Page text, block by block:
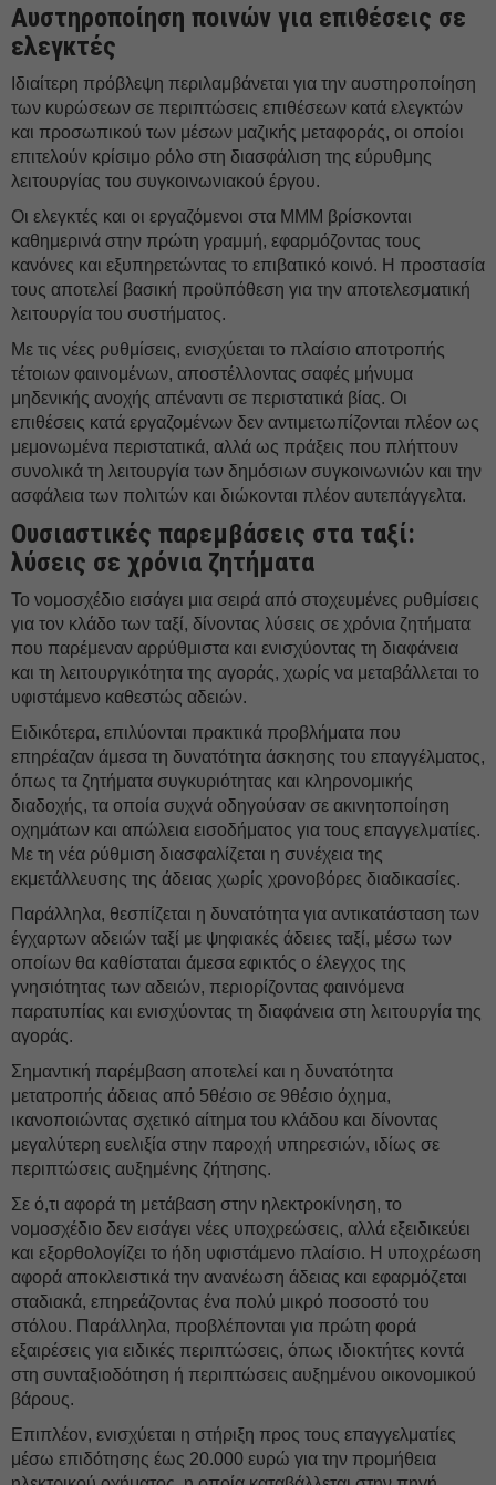
Αυστηροποίηση ποινών για επιθέσεις σε
ελεγκτές
Ιδιαίτερη πρόβλεψη περιλαμβάνεται για την αυστηροποίηση
των κυρώσεων σε περιπτώσεις επιθέσεων κατά ελεγκτών
και προσωπικού των μέσων μαζικής μεταφοράς, οι οποίοι
επιτελούν κρίσιμο ρόλο στη διασφάλιση της εύρυθμης
λειτουργίας του συγκοινωνιακού έργου.
Οι ελεγκτές και οι εργαζόμενοι στα ΜΜΜ βρίσκονται
καθημερινά στην πρώτη γραμμή, εφαρμόζοντας τους
κανόνες και εξυπηρετώντας το επιβατικό κοινό. Η προστασία
τους αποτελεί βασική προϋπόθεση για την αποτελεσματική
λειτουργία του συστήματος.
Με τις νέες ρυθμίσεις, ενισχύεται το πλαίσιο αποτροπής
τέτοιων φαινομένων, αποστέλλοντας σαφές μήνυμα
μηδενικής ανοχής απέναντι σε περιστατικά βίας. Οι
επιθέσεις κατά εργαζομένων δεν αντιμετωπίζονται πλέον ως
μεμονωμένα περιστατικά, αλλά ως πράξεις που πλήττουν
συνολικά τη λειτουργία των δημόσιων συγκοινωνιών και την
ασφάλεια των πολιτών και διώκονται πλέον αυτεπάγγελτα.
Ουσιαστικές παρεμβάσεις στα ταξί:
λύσεις σε χρόνια ζητήματα
Το νομοσχέδιο εισάγει μια σειρά από στοχευμένες ρυθμίσεις
για τον κλάδο των ταξί, δίνοντας λύσεις σε χρόνια ζητήματα
που παρέμεναν αρρύθμιστα και ενισχύοντας τη διαφάνεια
και τη λειτουργικότητα της αγοράς, χωρίς να μεταβάλλεται το
υφιστάμενο καθεστώς αδειών.
Ειδικότερα, επιλύονται πρακτικά προβλήματα που
επηρέαζαν άμεσα τη δυνατότητα άσκησης του επαγγέλματος,
όπως τα ζητήματα συγκυριότητας και κληρονομικής
διαδοχής, τα οποία συχνά οδηγούσαν σε ακινητοποίηση
οχημάτων και απώλεια εισοδήματος για τους επαγγελματίες.
Με τη νέα ρύθμιση διασφαλίζεται η συνέχεια της
εκμετάλλευσης της άδειας χωρίς χρονοβόρες διαδικασίες.
Παράλληλα, θεσπίζεται η δυνατότητα για αντικατάσταση των
έγχαρτων αδειών ταξί με ψηφιακές άδειες ταξί, μέσω των
οποίων θα καθίσταται άμεσα εφικτός ο έλεγχος της
γνησιότητας των αδειών, περιορίζοντας φαινόμενα
παρατυπίας και ενισχύοντας τη διαφάνεια στη λειτουργία της
αγοράς.
Σημαντική παρέμβαση αποτελεί και η δυνατότητα
μετατροπής άδειας από 5θέσιο σε 9θέσιο όχημα,
ικανοποιώντας σχετικό αίτημα του κλάδου και δίνοντας
μεγαλύτερη ευελιξία στην παροχή υπηρεσιών, ιδίως σε
περιπτώσεις αυξημένης ζήτησης.
Σε ό,τι αφορά τη μετάβαση στην ηλεκτροκίνηση, το
νομοσχέδιο δεν εισάγει νέες υποχρεώσεις, αλλά εξειδικεύει
και εξορθολογίζει το ήδη υφιστάμενο πλαίσιο. Η υποχρέωση
αφορά αποκλειστικά την ανανέωση άδειας και εφαρμόζεται
σταδιακά, επηρεάζοντας ένα πολύ μικρό ποσοστό του
στόλου. Παράλληλα, προβλέπονται για πρώτη φορά
εξαιρέσεις για ειδικές περιπτώσεις, όπως ιδιοκτήτες κοντά
στη συνταξιοδότηση ή περιπτώσεις αυξημένου οικονομικού
βάρους.
Επιπλέον, ενισχύεται η στήριξη προς τους επαγγελματίες
μέσω επιδότησης έως 20.000 ευρώ για την προμήθεια